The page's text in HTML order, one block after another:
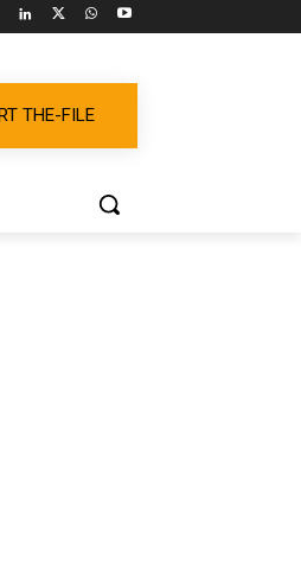
THE-FILE